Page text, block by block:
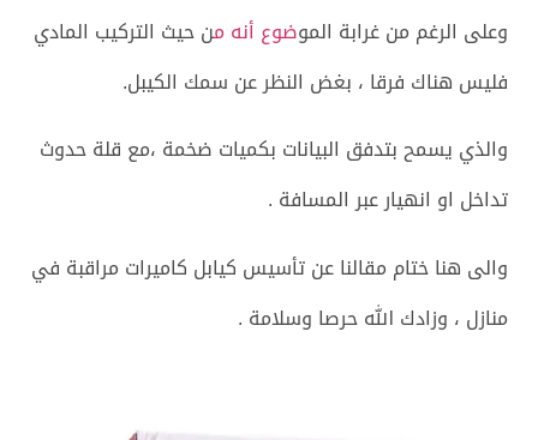
وعلى الرغم من غرابة الموضوع أنه م ن حيث التركيب المادي
فليس هناك فرقا ، بغض النظر عن سمك الكيبل.
والذي يسمح بتدفق البيانات بكميات ضخمة ،مع قلة حدوث
تداخل او انهيار عبر المسافة .
والى هنا ختام مقالنا عن تأسيس كيابل كاميرات مراقبة في
منازل ، وزادك الله حرصا وسلامة .